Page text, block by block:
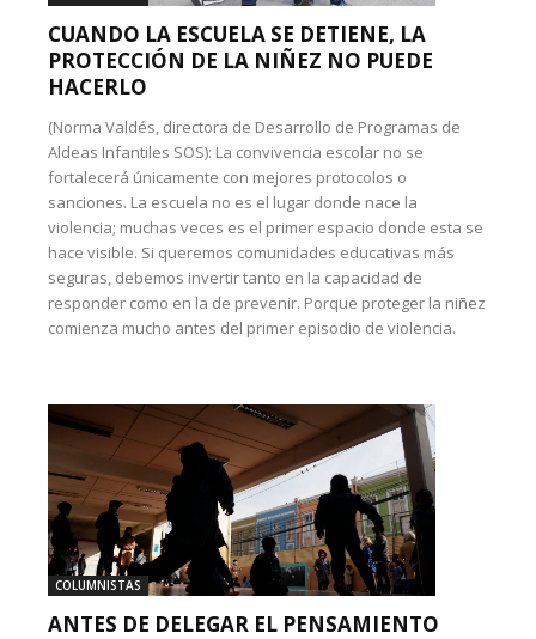
CUANDO LA ESCUELA SE DETIENE, LA
PROTECCIÓN DE LA NIÑEZ NO PUEDE
HACERLO
(Norma Valdés, directora de Desarrollo de Programas de
Aldeas Infantiles SOS): La convivencia escolar no se
fortalecerá únicamente con mejores protocolos o
sanciones. La escuela no es el lugar donde nace la
violencia; muchas veces es el primer espacio donde esta se
hace visible. Si queremos comunidades educativas más
seguras, debemos invertir tanto en la capacidad de
responder como en la de prevenir. Porque proteger la niñez
comienza mucho antes del primer episodio de violencia.
COLUMNISTAS
ANTES DE DELEGAR EL PENSAMIENTO